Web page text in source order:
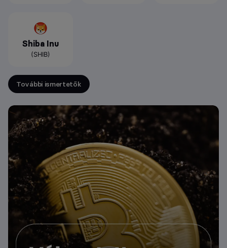
Shiba Inu
(SHIB)
További ismertetők